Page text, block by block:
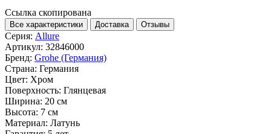
Ссылка скопирована
Все характеристики Доставка Отзывы
Серия: Allure
Артикул: 32846000
Бренд: Grohe (Германия)
Страна: Германия
Цвет: Хром
Поверхность: Глянцевая
Ширина: 20 см
Высота: 7 см
Материал: Латунь